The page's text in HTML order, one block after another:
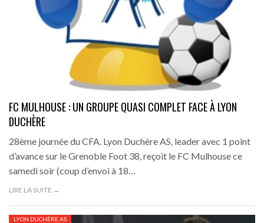
FC MULHOUSE : UN GROUPE QUASI COMPLET FACE À LYON
DUCHÈRE
28ème journée du CFA. Lyon Duchère AS, leader avec 1 point
d’avance sur le Grenoble Foot 38, reçoit le FC Mulhouse ce
samedi soir (coup d’envoi à 18…
LIRE LA SUITE →
LYON DUCHÈRE AS